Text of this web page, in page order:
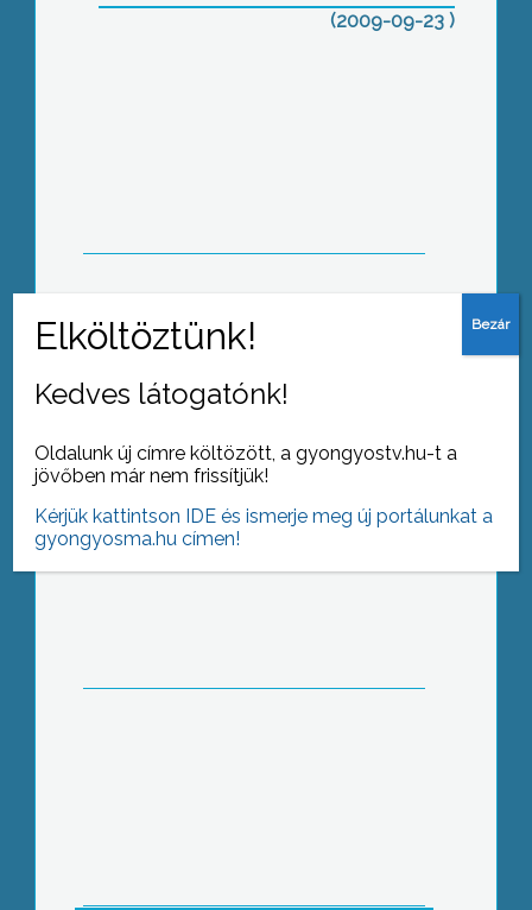
(2009-09-23 )
Pál Kórház gazdasági igazgatója
A Mátraalján az egyik legszínesebb,
legékesebb szüreti felvonulást
tudhatják magukénak
A hagyományoktól eltérően az idei
évben új helyszínen, Domoszlón
Kedves látogatónk!
Oldalunk új címre költözött, a gyongyostv.hu-t a
jövőben már nem frissítjük!
Kérjük kattintson IDE és ismerje meg új portálunkat a
gyongyosma.hu címen!